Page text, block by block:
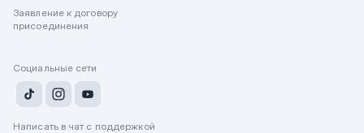
Заявление к договору
присоединения
Социальные сети
Написать в чат с поддержкой